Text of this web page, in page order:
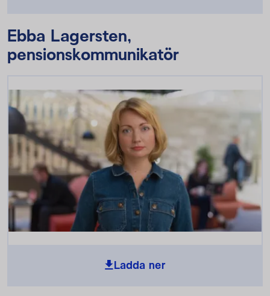
Ebba Lagersten,
pensionskommunikatör
Ladda ner